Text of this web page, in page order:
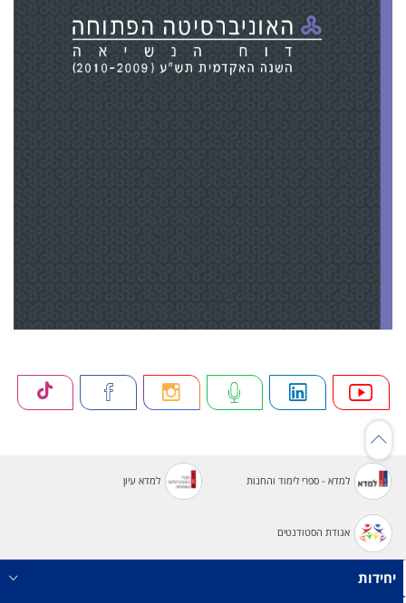
למדא - ספרי לימוד והחנות למדא עיון
אגודת הסטודנטים
יחידות